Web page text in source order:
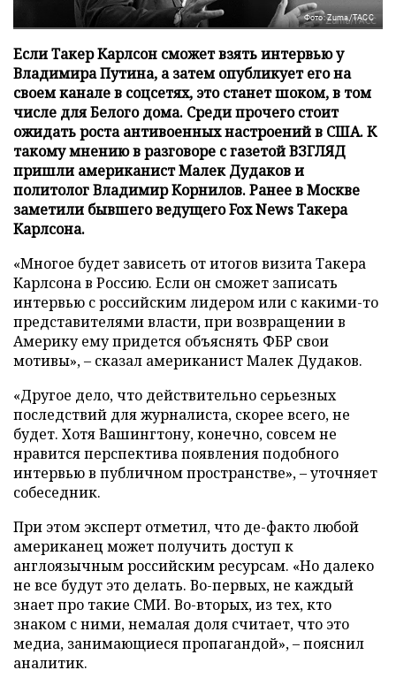
Фото: Zuma/ТАСС
Если Такер Карлсон сможет взять интервью у
Владимира Путина, а затем опубликует его на
своем канале в соцсетях, это станет шоком, в том
числе для Белого дома. Среди прочего стоит
ожидать роста антивоенных настроений в США. К
такому мнению в разговоре с газетой ВЗГЛЯД
пришли американист Малек Дудаков и
политолог Владимир Корнилов. Ранее в Москве
заметили бывшего ведущего Fox News Такера
Карлсона.
«Многое будет зависеть от итогов визита Такера
Карлсона в Россию. Если он сможет записать
интервью с российским лидером или с какими-то
представителями власти, при возвращении в
Америку ему придется объяснять ФБР свои
мотивы», – сказал американист Малек Дудаков.
«Другое дело, что действительно серьезных
последствий для журналиста, скорее всего, не
будет. Хотя Вашингтону, конечно, совсем не
нравится перспектива появления подобного
интервью в публичном пространстве», – уточняет
собеседник.
При этом эксперт отметил, что де-факто любой
американец может получить доступ к
англоязычным российским ресурсам. «Но далеко
не все будут это делать. Во-первых, не каждый
знает про такие СМИ. Во-вторых, из тех, кто
знаком с ними, немалая доля считает, что это
медиа, занимающиеся пропагандой», – пояснил
аналитик.